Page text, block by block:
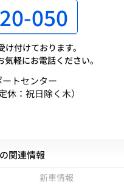
050
付けております。
軽にお電話ください。
トセンター
休：祝日除く木）
関連情報
新車情報